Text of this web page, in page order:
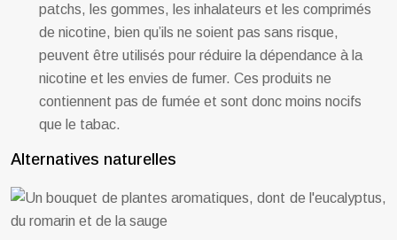
patchs, les gommes, les inhalateurs et les comprimés
de nicotine, bien qu’ils ne soient pas sans risque,
peuvent être utilisés pour réduire la dépendance à la
nicotine et les envies de fumer. Ces produits ne
contiennent pas de fumée et sont donc moins nocifs
que le tabac.
Alternatives naturelles